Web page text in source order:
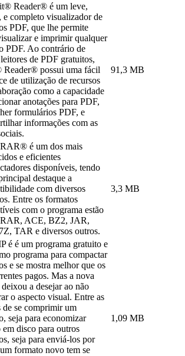
Reader® é um leve,
e completo visualizador de
PDF, que lhe permite
e imprimir qualquer
PDF. Ao contrário de
de PDF gratuitos,
possui uma fácil
de utilização de recursos
como a capacidade
anotações para PDF,
formulários PDF, e
informações com as
91,3 MB
é um dos mais
e eficientes
disponíveis, tendo
destaque a
com diversos
Entre os formatos
com o programa estão
ACE, BZ2, JAR,
TAR e diversos outros.
3,3 MB
é é um programa gratuito e
programa para compactar
e se mostra melhor que os
pagos. Mas a nova
a desejar ao não
o aspecto visual. Entre as
de se comprimir um
seja para economizar
em disco para outros
seja para enviá-los por
formato novo tem se
1,09 MB